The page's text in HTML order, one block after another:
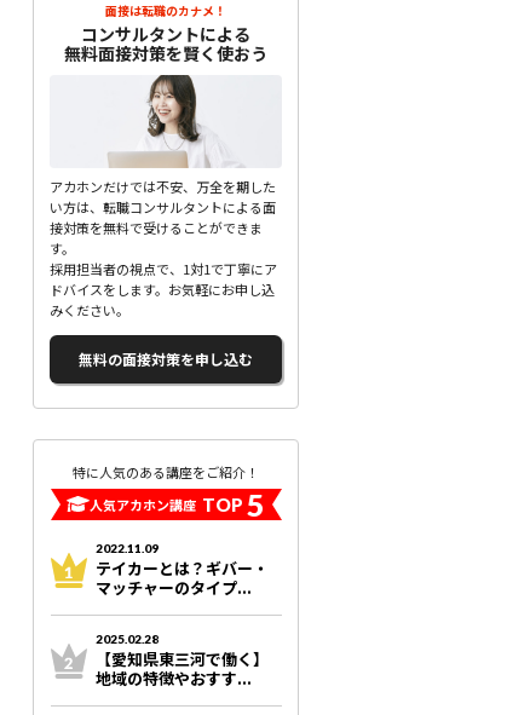
20代前半 男性
面接で質問されたこと
「なぜIT業界に入ろうと思ったのか?」
「今まで一番困難だった ...
面接は転職のカナメ！
コンサルタントによる
無料面接対策を賢く使おう
アカホンだけでは不安、万全を期した
い方は、転職コンサルタントによる面
接対策を無料で受けることができま
す。
採用担当者の視点で、1対1で丁寧にア
ドバイスをします。お気軽にお申し込
みください。
無料の面接対策を申し込む
特に人気のある講座をご紹介！
人気アカホン講座 TOP 5
2022.11.09
テイカーとは？ギバー・
マッチャーのタイプ...
2025.02.28
【愛知県東三河で働く】
地域の特徴やおすす...